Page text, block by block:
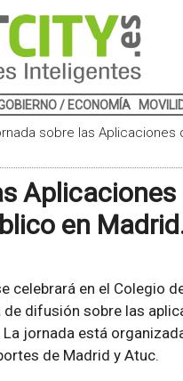
/ ECONOMÍA
sobre las Aplicaciones
Aplicaciones
en
celebrará en el Colegio
difusión sobre las
jornada está
de Madrid y Atuc.